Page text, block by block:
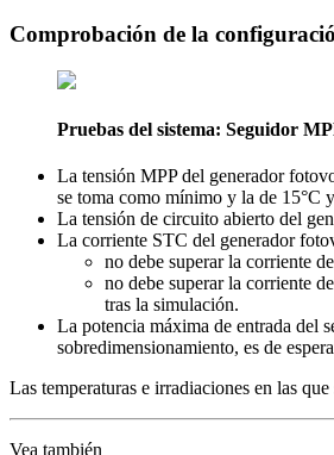
Comprobación de la
Pruebas del sistema: Seguidor
La tensión MPP del generador
se toma como mínimo y la de 15°C
La tensión de circuito abierto del
La corriente STC del generador
no debe superar la corriente
no debe superar la corriente
tras la simulación.
La potencia máxima de entrada del
sobredimensionamiento, es de
Las temperaturas e irradiaciones en las
Vea también